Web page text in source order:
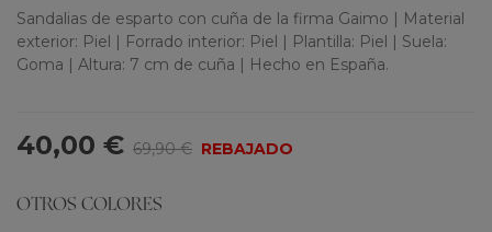
Sandalias de esparto con cuña de la firma Gaimo | Material
exterior: Piel | Forrado interior: Piel | Plantilla: Piel | Suela:
Goma | Altura: 7 cm de cuña | Hecho en España.
40,00 € 69,90 € REBAJADO
OTROS COLORES